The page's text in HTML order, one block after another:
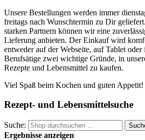
Unsere Bestellungen werden immer
freitags nach Wunschtermin zu Dir
starken Partnern können wir eine
Lieferung anbieten. Der Einkauf wird
entweder auf der Webseite, auf Tablet
Berufsätige zwei wichtige Gründe, in
Rezepte und Lebensmittel zu kaufen.
Viel Spaß beim Kochen und guten Appetit!
Rezept- und Lebensmittelsuche
Suche:
Ergebnisse anzeigen